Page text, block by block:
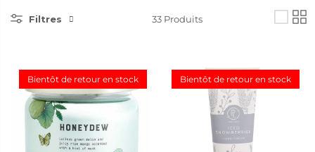
Filtres 33 Produits
Bientôt de retour en stock
Pot à bougie 3 mèches
Honeydew
CHF 44.95
Bientôt de retour en stock
Crème pour les mains Iced
Snowberries™
CHF 14.95